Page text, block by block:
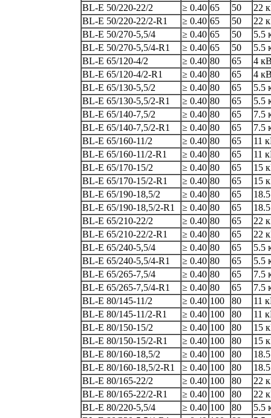
BL-E 50/220-22/2
≥ 0.40 65 50
22
BL-E 50/220-22/2-R1
≥ 0.40 65 50
22
BL-E 50/270-5,5/4
≥ 0.40 65 50
5.5
BL-E 50/270-5,5/4-R1
≥ 0.40 65 50
5.5
BL-E 65/120-4/2
≥ 0.40 80 65
4
BL-E 65/120-4/2-R1
≥ 0.40 80 65
4
BL-E 65/130-5,5/2
≥ 0.40 80 65
5.5
BL-E 65/130-5,5/2-R1
≥ 0.40 80 65
5.5
BL-E 65/140-7,5/2
≥ 0.40 80 65
7.5
BL-E 65/140-7,5/2-R1
≥ 0.40 80 65
7.5
BL-E 65/160-11/2
≥ 0.40 80 65
11
BL-E 65/160-11/2-R1
≥ 0.40 80 65
11
BL-E 65/170-15/2
≥ 0.40 80 65
15
BL-E 65/170-15/2-R1
≥ 0.40 80 65
15
BL-E 65/190-18,5/2
≥ 0.40 80 65
BL-E 65/190-18,5/2-R1
≥ 0.40 80 65
BL-E 65/210-22/2
≥ 0.40 80 65
22
BL-E 65/210-22/2-R1
≥ 0.40 80 65
22
BL-E 65/240-5,5/4
≥ 0.40 80 65
5.5
BL-E 65/240-5,5/4-R1
≥ 0.40 80 65
5.5
BL-E 65/265-7,5/4
≥ 0.40 80 65
7.5
BL-E 65/265-7,5/4-R1
≥ 0.40 80 65
7.5
BL-E 80/145-11/2
≥ 0.40 100 80
11
BL-E 80/145-11/2-R1
≥ 0.40 100 80
11
BL-E 80/150-15/2
≥ 0.40 100 80
15
BL-E 80/150-15/2-R1
≥ 0.40 100 80
15
BL-E 80/160-18,5/2
≥ 0.40 100 80
BL-E 80/160-18,5/2-R1
≥ 0.40 100 80
BL-E 80/165-22/2
≥ 0.40 100 80
22
BL-E 80/165-22/2-R1
≥ 0.40 100 80
22
BL-E 80/220-5,5/4
≥ 0.40 100 80
5.5